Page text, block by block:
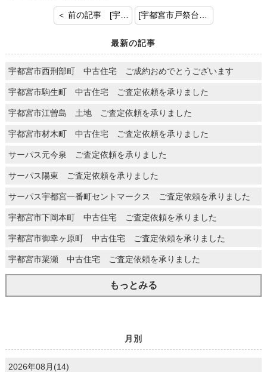
＜ 前の記事 [宇都宮市関堀町 中古住宅 ご成約おめでとうございます]
最新の記事
宇都宮市西刑部町 中古住宅 ご成約おめでとうございます
宇都宮市駒生町 中古住宅 ご査定依頼を承りました
宇都宮市江曽島 土地 ご査定依頼を承りました
宇都宮市材木町 中古住宅 ご査定依頼を承りました
サーパス元今泉 ご査定依頼を承りました
サーパス陽東 ご査定依頼を承りました
サーパス宇都宮一番町セントマークス ご査定依頼を承りました
宇都宮市下岡本町 中古住宅 ご査定依頼を承りました
宇都宮市御幸ヶ原町 中古住宅 ご査定依頼を承りました
宇都宮市簗瀬 中古住宅 ご査定依頼を承りました
もっとみる
月別
2026年08月(14)